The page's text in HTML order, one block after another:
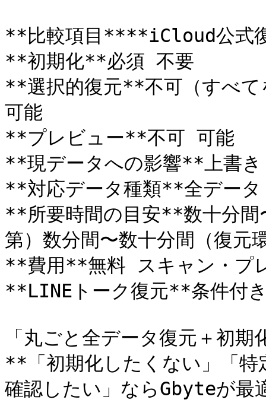
**比較項目****iCloud公式
**初期化**必須 不要
**選択的復元**不可（すべて
可能
**プレビュー**不可 可能
**現データへの影響**上書
**対応データ種類**全デー
**所要時間の目安**数十分間
第）数分間〜数十分間（復元
**費用**無料 スキャン・プ
**LINEトーク復元**条件付
「丸ごと全データ復元＋初
**「初期化したくない」「特
確認したい」ならGbyteが最